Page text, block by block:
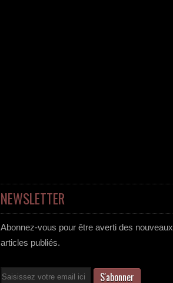
NEWSLETTER
Abonnez-vous pour être averti des nouveaux
articles publiés.
Email